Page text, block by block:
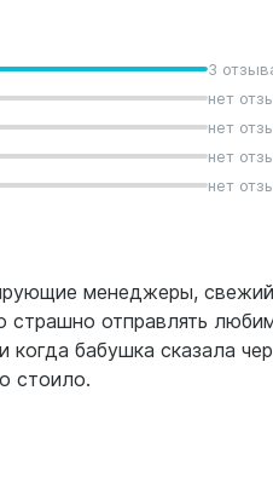
3
нет
нет
нет
нет
менеджеры, свежий
страшно отправлять
бабушка сказала
стоило.